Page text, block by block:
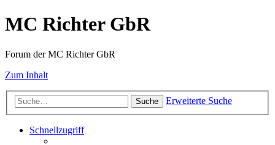
MC Richter GbR
Forum der MC Richter GbR
Zum Inhalt
Suche Erweiterte Suche
Schnellzugriff